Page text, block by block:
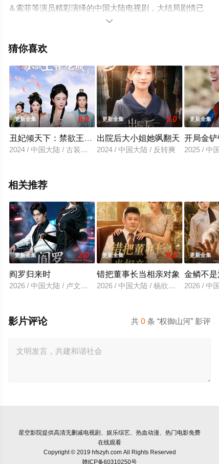
＆索菲等演员精彩演绎的中国大陆电视剧，大结局剧情已
揭晓（更新全集），免费观看高清未删减完整版电视剧全
信息可移步至豆瓣电视剧、电视猫或剧情网等平台了解。

猜你喜欢
更新全集 6.0
丑妃倾天下：禁欲王爷宠疯了
2024 / 中国大陆 / 古装仙侠
更新全集 3.0
出院后大小姐她飒翻天
2024 / 中国大陆 / 反转爽
更新全集
开局金
2025 / 中
相关推荐
更新全集 2.0
阎罗归来时
2026 / 中国大陆 / 卢文洁＆谢伊博
更新全集 8.0
错把董事长当相亲对象
2026 / 中国大陆 / 杨欣芮＆滕林＆马
更新全集
金鳞不
2026 / 中
共0 条 “权御山河” 影评
影片评论
星空影院提供高清无删减电视剧、娱乐综艺、热血动漫、热门电影免费
在线观看
Copyright © 2019 hfszyh.com All Rights Reserved
赣ICP备60310250号